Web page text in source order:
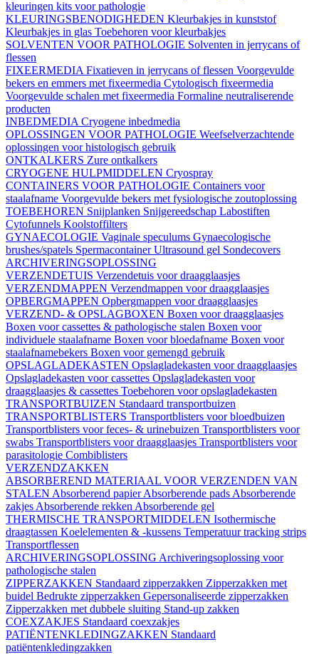
kleuringen kits voor pathologie
KLEURINGSBENODIGHEDEN Kleurbakjes in kunststof
Kleurbakjes in glas Toebehoren voor kleurbakjes
SOLVENTEN VOOR PATHOLOGIE Solventen in jerrycans of
flessen
FIXEERMEDIA Fixatieven in jerrycans of flessen Voorgevulde
bekers en emmers met fixeermedia Cytologisch fixeermedia
Voorgevulde schalen met fixeermedia Formaline neutraliserende
producten
INBEDMEDIA Cryogene inbedmedia
OPLOSSINGEN VOOR PATHOLOGIE Weefselverzachtende
oplossingen voor histologisch gebruik
ONTKALKERS Zure ontkalkers
CRYOGENE HULPMIDDELEN Cryospray
CONTAINERS VOOR PATHOLOGIE Containers voor
staalafname Voorgevulde bekers met fysiologische zoutoplossing
TOEBEHOREN Snijplanken Snijgereedschap Labostiften
Cytofunnels Koolstoffilters
GYNAECOLOGIE Vaginale speculums Gynaecologische
brushes/spatels SpermacontainerUltrasound gel Sondecovers
ARCHIVERINGSOPLOSSING
VERZENDETUIS Verzendetuis voor draagglaasjes
VERZENDMAPPEN Verzendmappen voor draagglaasjes
OPBERGMAPPEN Opbergmappen voor draagglaasjes
VERZEND- & OPSLAGBOXEN Boxen voor draagglaasjes
Boxen voor cassettes & pathologische stalen Boxen voor
individuele staalafname Boxen voor bloedafname Boxen voor
staalafnamebekers Boxen voor gemengd gebruik
OPSLAGLADEKASTEN Opslagladekasten voor draagglaasjes
Opslagladekasten voor cassettes Opslagladekasten voor
draagglaasjes & cassettes Toebehoren voor opslagladekasten
TRANSPORTBUIZEN Standaard transportbuizen
TRANSPORTBLISTERS Transportblisters voor bloedbuizen
Transportblisters voor feces- & urinebuizen Transportblisters voor
swabs Transportblisters voor draagglaasjes Transportblisters voor
parasitologie Combiblisters
VERZENDZAKKEN
ABSORBEREND MATERIAAL VOOR VERZENDEN VAN
STALEN Absorberend papierAbsorberende pads Absorberende
zakjes Absorberende rekken Absorberende gel
THERMISCHE TRANSPORTMIDDELEN Isothermische
draagtassen Koelelementen & -kussens Temperatuur tracking strips
Transportflessen
ARCHIVERINGSOPLOSSING Archiveringsoplossing voor
pathologische stalen
ZIPPERZAKKEN Standaard zipperzakken Zipperzakken met
buidel Bedrukte zipperzakken Gepersonaliseerde zipperzakken
Zipperzakken met dubbele sluiting Stand-up zakken
COEXZAKJES Standaard coexzakjes
PATIËNTENKLEDINGZAKKEN Standaard
patiëntenkledingzakken